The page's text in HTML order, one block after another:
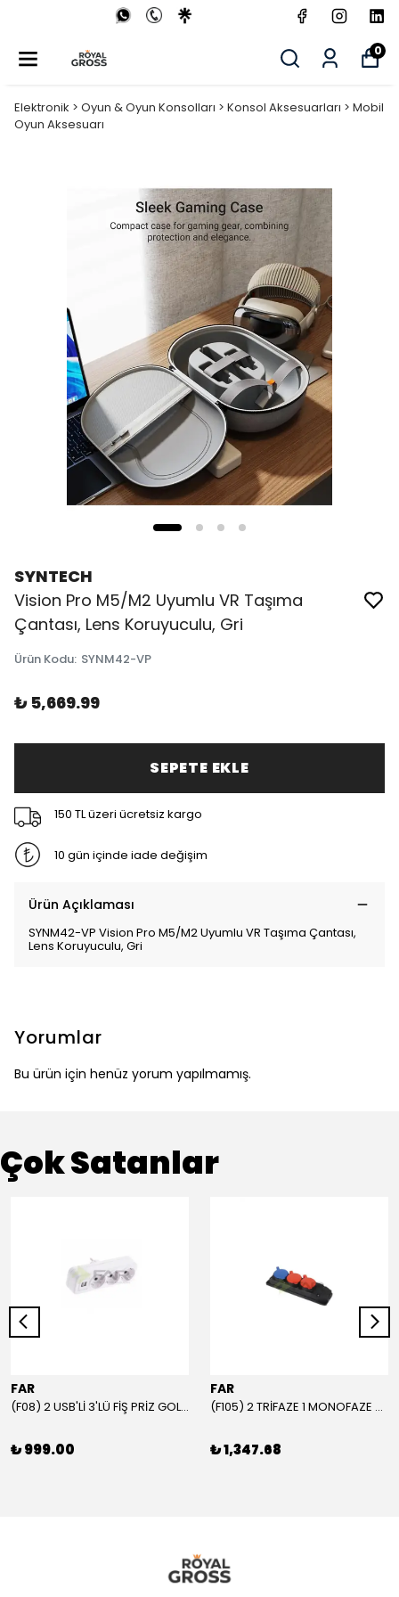
0
Elektronik > Oyun & Oyun Konsolları > Konsol Aksesuarları > Mobil
Oyun Aksesuarı
SYNTECH
Vision Pro M5/M2 Uyumlu VR Taşıma
Çantası, Lens Koruyuculu, Gri
Ürün Kodu: SYNM42-VP
₺ 5,669.99
SEPETE EKLE
150 TL üzeri ücretsiz kargo
10 gün içinde iade değişim
Ürün Açıklaması
SYNM42-VP Vision Pro M5/M2 Uyumlu VR Taşıma Çantası,
Lens Koruyuculu, Gri
Yorumlar
Bu ürün için henüz yorum yapılmamış.
Çok Satanlar
FAR
(F08) 2 USB'Lİ 3'LÜ FİŞ PRİZ GOLYAT
₺ 999.00
FAR
(F105) 2 TRİFAZE 1 MONOFAZE GRUP PRİZ
₺ 1,347.68